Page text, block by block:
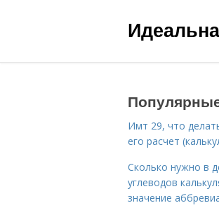
Имт 29, что
его расчет
Сколько нужно в
углеводов
значение